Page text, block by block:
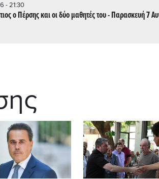
- 21:30
ο Πέρσης και οι δύο μαθητές του - Παρασκευή 7